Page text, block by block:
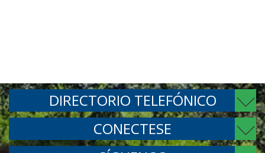
DIRECTORIO TELEFÓNICO
CONECTESE